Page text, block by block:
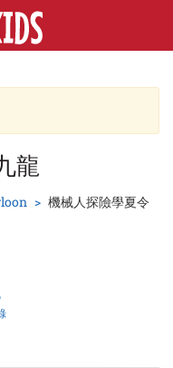
龍
機械人探險學夏令